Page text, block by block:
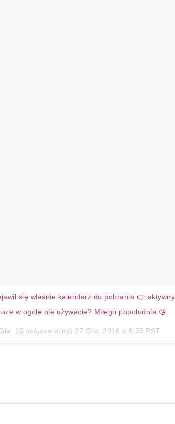
się właśnie kalendarz do pobrania 👉 aktywny
w ogóle nie używacie? Miłego popołudnia 😘
(@pasjekaroliny) 27 Gru, 2016 o 6:55 PST